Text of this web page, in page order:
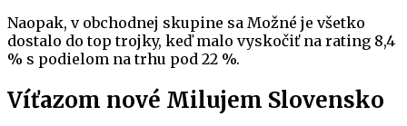
Naopak, v obchodnej skupine sa Možné je všetko
dostalo do top trojky, keď malo vyskočiť na rating 8,4
% s podielom na trhu pod 22 %.
Víťazom nové Milujem Slovensko